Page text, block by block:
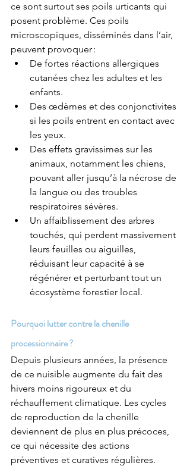
ce sont surtout ses poils urticants qui
posent problème. Ces poils
microscopiques, disséminés dans l’air,
peuvent provoquer :
De fortes réactions allergiques
cutanées chez les adultes et les
enfants.
Des œdèmes et des conjonctivites
si les poils entrent en contact avec
les yeux.
Des effets gravissimes sur les
animaux, notamment les chiens,
pouvant aller jusqu’à la nécrose de
la langue ou des troubles
respiratoires sévères.
Un affaiblissement des arbres
touchés, qui perdent massivement
leurs feuilles ou aiguilles,
réduisant leur capacité à se
régénérer et perturbant tout un
écosystème forestier local.
Pourquoi lutter contre la chenille
processionnaire ?
Depuis plusieurs années, la présence
de ce nuisible augmente du fait des
hivers moins rigoureux et du
réchauffement climatique. Les cycles
de reproduction de la chenille
deviennent de plus en plus précoces,
ce qui nécessite des actions
préventives et curatives régulières.